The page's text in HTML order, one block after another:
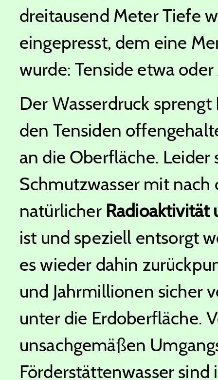
dreitausend Meter Tiefe
eingepresst, dem eine
wurde: Tenside etwa
Der Wasserdruck
den Tensiden
an die Oberfläche. Leider
Schmutzwasser mit nach
natürlicher Radioaktivität
ist und speziell entsorgt
es wieder dahin
und Jahrmillionen sicher
unter die Erdoberfläche.
unsachgemäßen
Förderstättenwasser sind